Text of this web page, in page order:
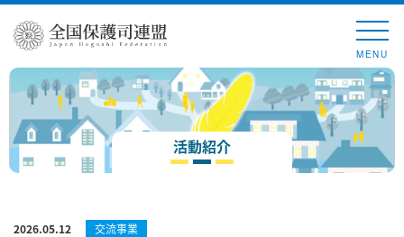
MENU
活動紹介
2026.05.12 交流事業